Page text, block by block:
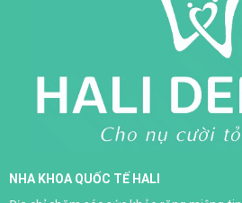
Trồng răng implant
NHA KHOA QUỐC TẾ HALI